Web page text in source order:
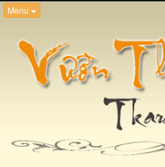
Menu